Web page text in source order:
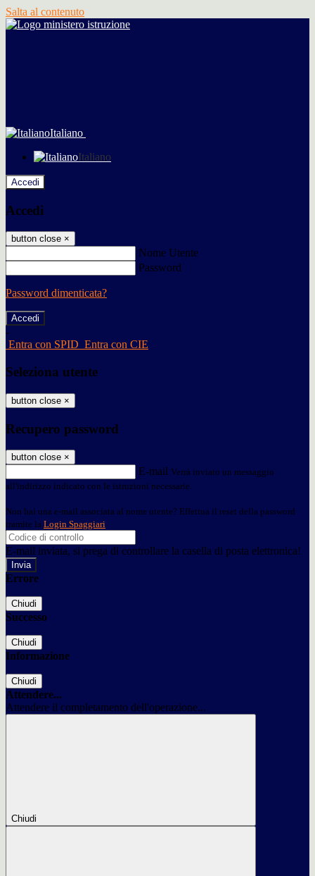
Salta al contenuto
Italiano
Italiano
Accedi
Accedi
button close ×
Nome Utente
Password
Password dimenticata?
-
Entra con SPID Entra con CIE
Seleziona utente
button close ×
Recupero password
button close ×
E-mail Verrà inviato un messaggio
all'indirizzo indicato con le istruzioni necessarie.
Non hai una e-mail associata al nome utente? Effettua il reset della password
tramite la Login Spaggiari
E-mail inviata, si prega di controllare la casella di posta elettronica!
Errore
Chiudi
Successo
Chiudi
Informazione
Chiudi
Attendere...
Attendere il completamento dell'operazione...
Chiudi